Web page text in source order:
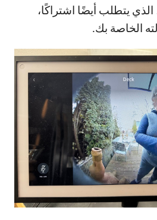
الذي يتطلب أيضًا اشتراكًا،
الخاصة بك.